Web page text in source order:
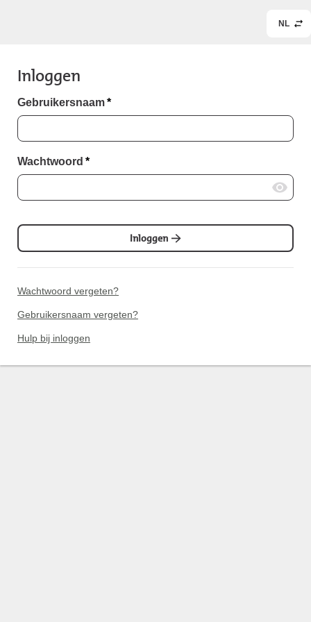
NL
Inloggen
Gebruikersnaam*
Wachtwoord *
Inloggen
Wachtwoord vergeten?
Gebruikersnaam vergeten?
Hulp bij inloggen